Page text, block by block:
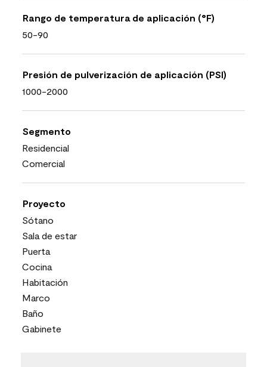
Rango de temperatura de aplicación (°F)
50-90
Presión de pulverización de aplicación (PSI)
1000-2000
Segmento
Residencial
Comercial
Proyecto
Sótano
Sala de estar
Puerta
Cocina
Habitación
Marco
Baño
Gabinete